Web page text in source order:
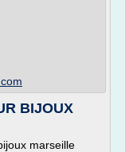
BIJOUX
marseille